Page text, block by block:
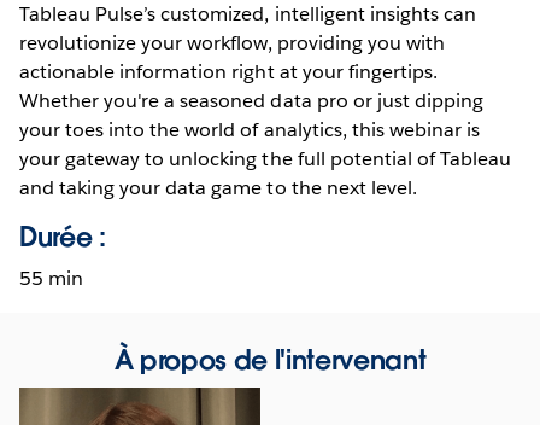
Tableau Pulse’s customized, intelligent insights can
revolutionize your workflow, providing you with
actionable information right at your fingertips.
Whether you're a seasoned data pro or just dipping
your toes into the world of analytics, this webinar is
your gateway to unlocking the full potential of Tableau
and taking your data game to the next level.
Durée :
55 min
À propos de l'intervenant